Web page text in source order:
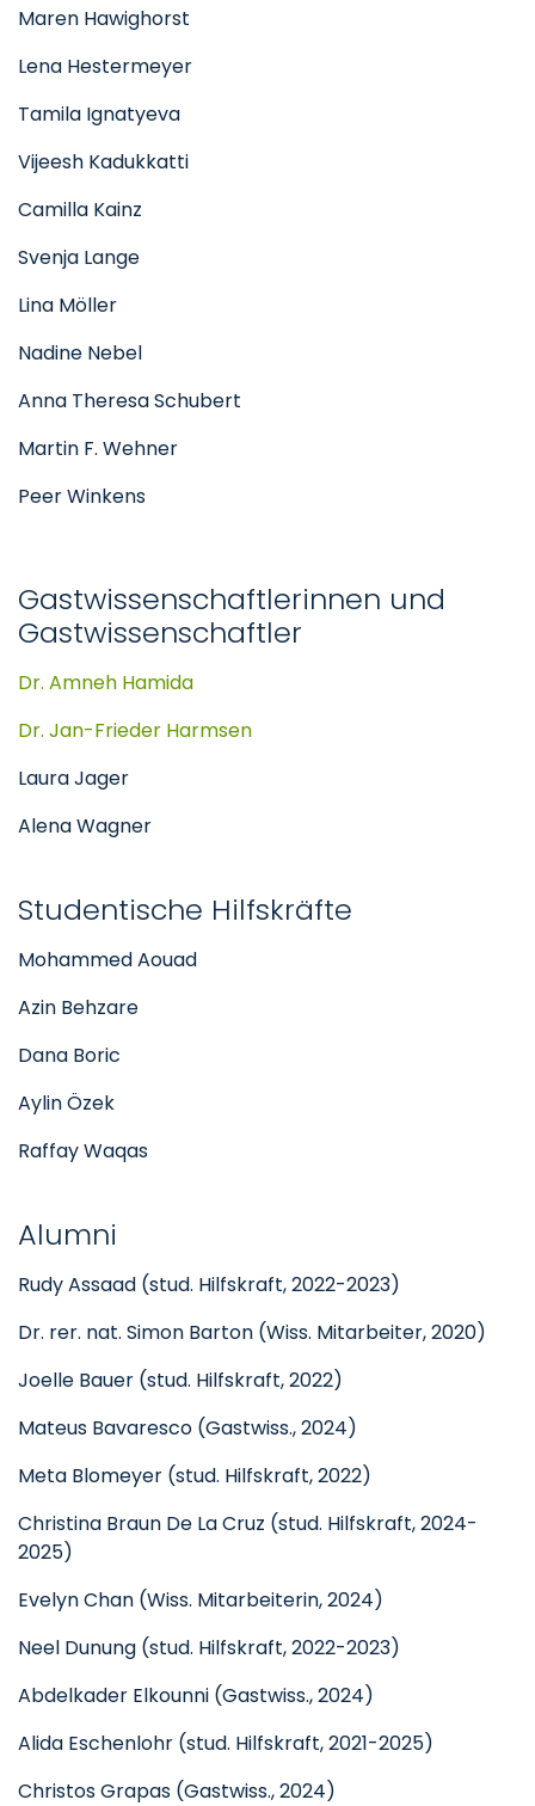
Maren Hawighorst
Lena Hestermeyer
Tamila Ignatyeva
Vijeesh Kadukkatti
Camilla Kainz
Svenja Lange
Lina Möller
Nadine Nebel
Anna Theresa Schubert
Martin F. Wehner
Peer Winkens
Gastwissenschaftlerinnen und
Gastwissenschaftler
Dr. Amneh Hamida
Dr. Jan-Frieder Harmsen
Laura Jager
Alena Wagner
Studentische Hilfskräfte
Mohammed Aouad
Azin Behzare
Dana Boric
Aylin Özek
Raffay Waqas
Alumni
Rudy Assaad (stud. Hilfskraft, 2022-2023)
Dr. rer. nat. Simon Barton (Wiss. Mitarbeiter, 2020)
Joelle Bauer (stud. Hilfskraft, 2022)
Mateus Bavaresco (Gastwiss., 2024)
Meta Blomeyer (stud. Hilfskraft, 2022)
Christina Braun De La Cruz (stud. Hilfskraft, 2024-
2025)
Evelyn Chan (Wiss. Mitarbeiterin, 2024)
Neel Dunung (stud. Hilfskraft, 2022-2023)
Abdelkader Elkounni (Gastwiss., 2024)
Alida Eschenlohr (stud. Hilfskraft, 2021-2025)
Christos Grapas (Gastwiss., 2024)